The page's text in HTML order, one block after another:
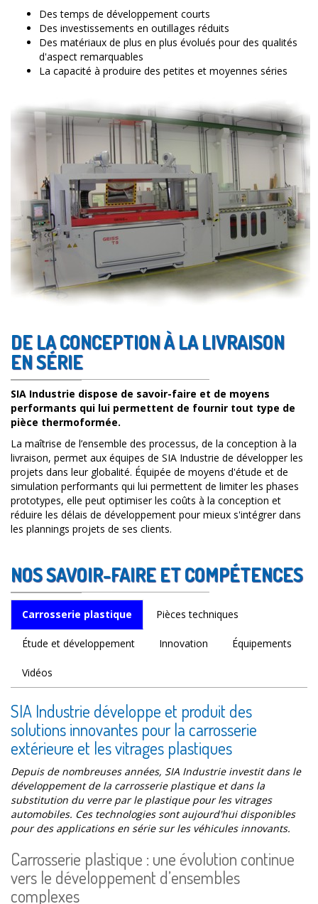
Des temps de développement courts
Des investissements en outillages réduits
Des matériaux de plus en plus évolués pour des qualités
d'aspect remarquables
La capacité à produire des petites et moyennes séries
DE LA CONCEPTION À LA LIVRAISON
EN SÉRIE
SIA Industrie dispose de savoir-faire et de moyens
performants qui lui permettent de fournir tout type de
pièce thermoformée.
La maîtrise de l’ensemble des processus, de la conception à la
livraison, permet aux équipes de SIA Industrie de développer les
projets dans leur globalité. Équipée de moyens d'étude et de
simulation performants qui lui permettent de limiter les phases
prototypes, elle peut optimiser les coûts à la conception et
réduire les délais de développement pour mieux s'intégrer dans
les plannings projets de ses clients.
NOS SAVOIR-FAIRE ET COMPÉTENCES
Carrosserie plastique Pièces techniques
Étude et développement Innovation Équipements
Vidéos
SIA Industrie développe et produit des
solutions innovantes pour la carrosserie
extérieure et les vitrages plastiques
Depuis de nombreuses années, SIA Industrie investit dans le
développement de la carrosserie plastique et dans la
substitution du verre par le plastique pour les vitrages
automobiles. Ces technologies sont aujourd'hui disponibles
pour des applications en série sur les véhicules innovants.
Carrosserie plastique : une évolution continue
vers le développement d’ensembles
complexes